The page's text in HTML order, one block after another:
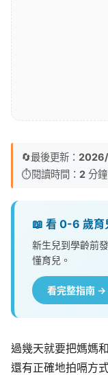
🔄最後更新：
⏱️閱讀時間： 2 分鐘
📖 看 0-6 歲育
新生兒到學齡前
懂育兒。
看完整指南 →
過幾天就要把媽媽
還有正確地拍嗝方